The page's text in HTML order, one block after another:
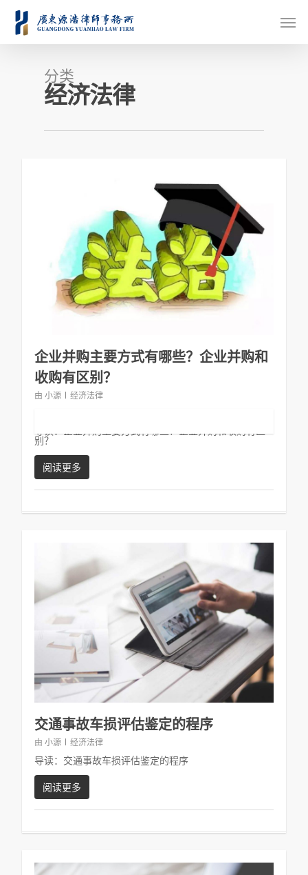
分类
经济法律
企业并购主要方式有哪些？企业并购和
收购有区别？
由 小源 经济法律
导读：企业并购主要方式有哪些？企业并购和收购有区
别？
阅读更多
交通事故车损评估鉴定的程序
由 小源 经济法律
导读：交通事故车损评估鉴定的程序
阅读更多